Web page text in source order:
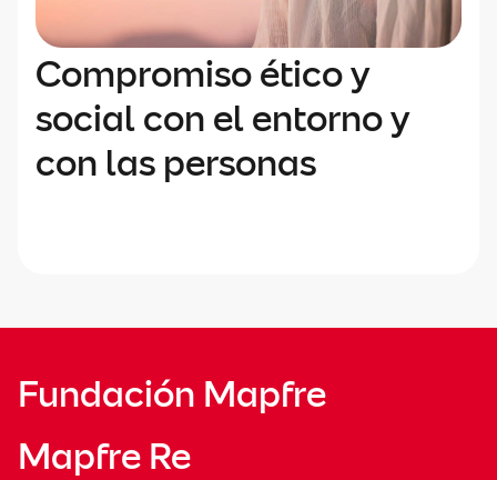
Compromiso ético y
social con el entorno y
con las personas
Fundación Mapfre
Mapfre Re